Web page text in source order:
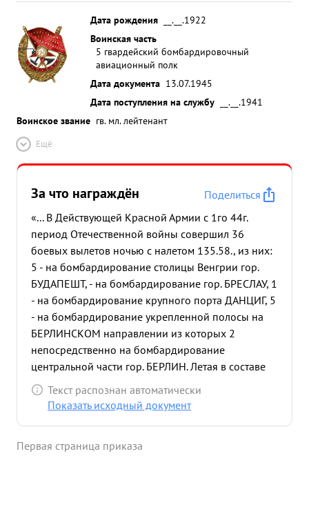
Дата рождения
__.__.1922
Воинская часть
5 гвардейский бомбардировочный
авиационный полк
Дата документа 13.07.1945
Дата поступления на службу
__.__.1941
Воинское звание гв. мл. лейтенант
Ещё
За что награждён
Поделиться
«... В Действующей Красной Армии с 1го 44г.
период Отечественной войны совершил 36
боевых вылетов ночью с налетом 135.58., из них:
5 - на бомбардирование столицы Венгрии гор.
БУДАПЕШТ, - на бомбардирование гор. БРЕСЛАУ, 1
- на бомбардирование крупного порта ДАНЦИГ, 5
- на бомбардирование укрепленной полосы на
БЕРЛИНСКОМ направлении из которых 2
непосредственно на бомбардирование
центральной части гор. БЕРЛИН. Летая в составе
экипажа: летчика - гв .мл л-та ПОПОВА, в/стрелка-
радиста - гв.ст сержанта ЦИБИЗОВА, воздушного
аэродромах противника уничтожил 2 самолета. В
Текст распознан автоматически
Показать исходный документ
Первая страница приказа